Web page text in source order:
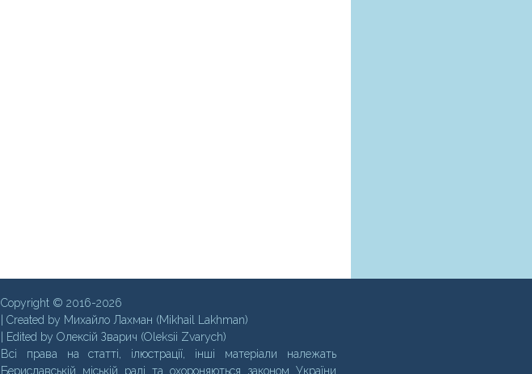
Copyright © 2016-2026
| Created by Михайло Лахман (Mikhail Lakhman)
| Edited by Олексій Зварич (Oleksii Zvarych)
Всі права на статті, ілюстрації, інші матеріали належать
Бериславській міській раді та охороняються законом України